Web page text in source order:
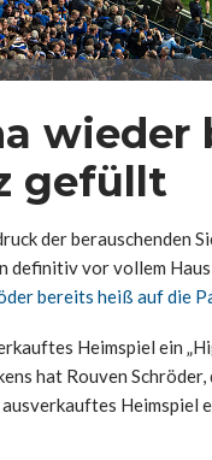
wieder
gefüllt
der berauschenden
definitiv vor vollem
bereits heiß auf die
Heimspiel ein
hat Rouven
Heimspiel